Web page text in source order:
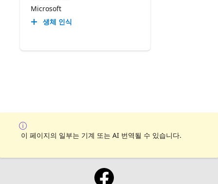
Microsoft
생체 인식
이 페이지의 일부는 기계 또는 AI 번역될 수 있습니다.